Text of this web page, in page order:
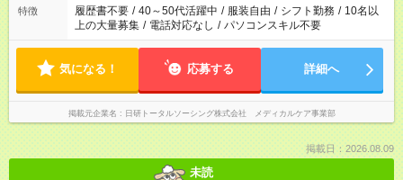
特徴 履歴書不要 / 40～50代活躍中 / 服装自由 / シフト勤務 / 10名以
上の大量募集 / 電話対応なし / パソコンスキル不要
気になる！ 応募する 詳細へ
掲載元企業名 日研トータルソーシング株式会社 メディカルケア事業部
掲載日：2026.08.09
未読